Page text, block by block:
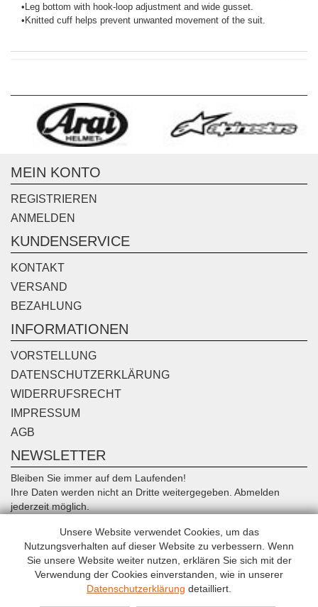
Unsere Website verwendet Cookies, um das
Nutzungsverhalten auf dieser Website zu verbessern. Wenn
Sie unsere Website weiter nutzen, erklären Sie sich mit der
Verwendung der Cookies einverstanden, wie in unserer
Datenschutzerklärung detailliert.
• Leg bottom with hook-loop adjustment and wide gusset.
• Knitted cuff helps prevent unwanted movement of the suit.
MEIN KONTO
REGISTRIEREN
ANMELDEN
KUNDENSERVICE
KONTAKT
VERSAND
BEZAHLUNG
INFORMATIONEN
VORSTELLUNG
DATENSCHUTZERKLÄRUNG
WIDERRUFSRECHT
IMPRESSUM
AGB
NEWSLETTER
Bleiben Sie immer auf dem Laufenden!
Ihre Daten werden nicht an Dritte weitergegeben. Abmelden
jederzeit möglich.
Anmelden